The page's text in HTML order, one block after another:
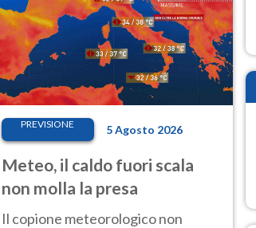
PREVISIONE 5 Agosto 2026
Meteo, il caldo fuori scala
non molla la presa
Il copione meteorologico non